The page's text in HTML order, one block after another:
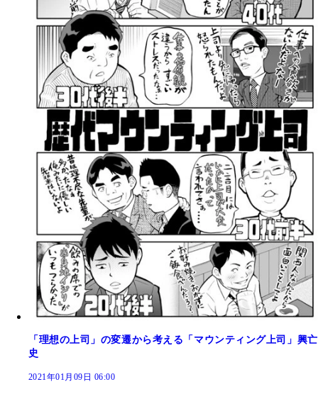
「理想の上司」の変遷から考える「マウンティング上司」興亡
史
2021年01月09日 06:00